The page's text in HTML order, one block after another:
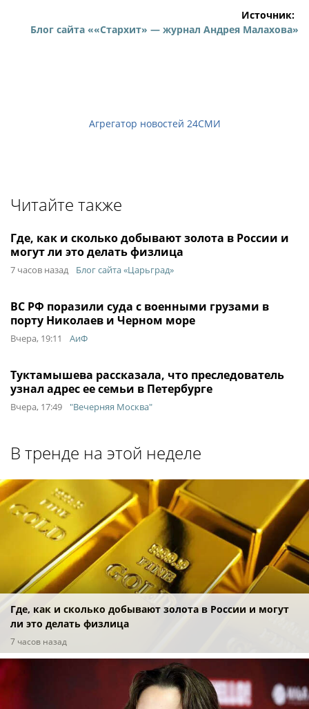
Источник:
Блог сайта ««Стархит» — журнал Андрея Малахова»
Агрегатор новостей 24СМИ
Читайте также
Где, как и сколько добывают золота в России и
могут ли это делать физлица
7 часов назад Блог сайта «Царьград»
ВС РФ поразили суда с военными грузами в
порту Николаев и Черном море
Вчера, 19:11 АиФ
Туктамышева рассказала, что преследователь
узнал адрес ее семьи в Петербурге
Вчера, 17:49 "Вечерняя Москва"
В тренде на этой неделе
Где, как и сколько добывают золота в России и могут
ли это делать физлица
7 часов назад